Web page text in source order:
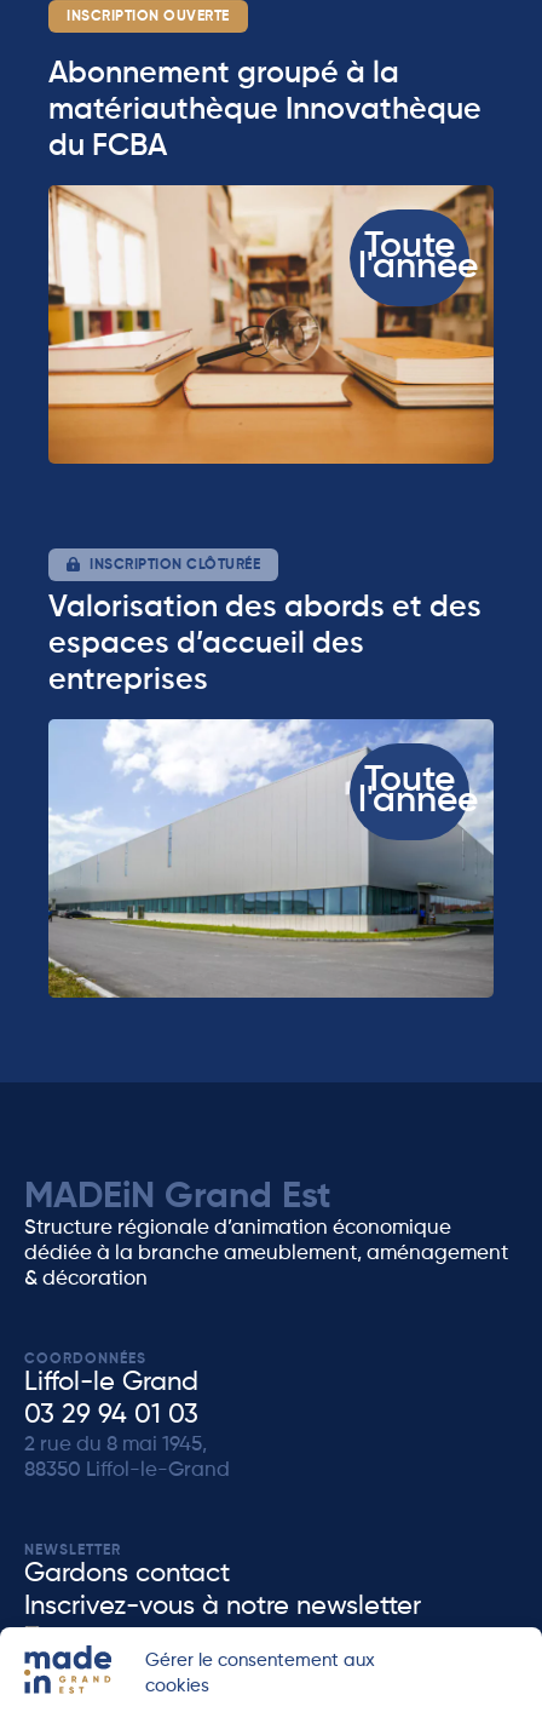
Gérer le consentement aux
cookies
INSCRIPTION OUVERTE
Abonnement groupé à la
matériauthèque Innovathèque
du FCBA
Toute
l'année
INSCRIPTION CLÔTURÉE
Valorisation des abords et des
espaces d’accueil des
entreprises
Toute
l'année
MADEiN Grand Est
Structure régionale d’animation économique
dédiée à la branche ameublement, aménagement
& décoration
COORDONNÉES
Liffol-le Grand
03 29 94 01 03
2 rue du 8 mai 1945,
88350 Liffol-le-Grand
NEWSLETTER
Gardons contact
Inscrivez-vous à notre newsletter
contacter en accord avec notrepolitique de confidenditalité.